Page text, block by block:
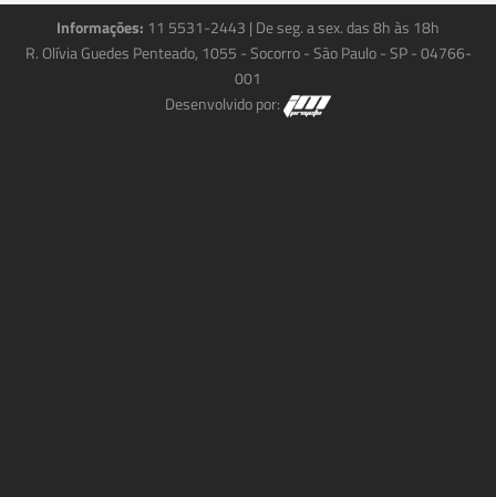
Informações: 11 5531-2443 | De seg. a sex. das 8h às 18h
R. Olívia Guedes Penteado, 1055 - Socorro - São Paulo - SP - 04766-
001
Desenvolvido por: